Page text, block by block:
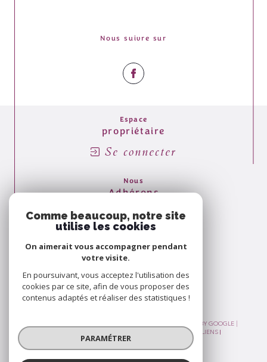
Nous suivre sur
Espace
propriétaire
Se connecter
Nous
Adhérons
© 2026 | TOUS DROITS RÉSERVÉS | TRADUCTION POWERED BY GOOGLE |
NOS LIENS
POLITIQUE RGPD
Comme beaucoup, notre site
utilise les cookies
On aimerait vous accompagner pendant
votre visite.
En poursuivant, vous acceptez l'utilisation des
cookies par ce site, afin de vous proposer des
contenus adaptés et réaliser des statistiques !
PARAMÉTRER